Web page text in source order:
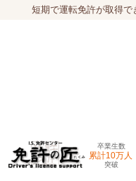
短期で運転免許が取得
卒業生数
累計10万人
突破